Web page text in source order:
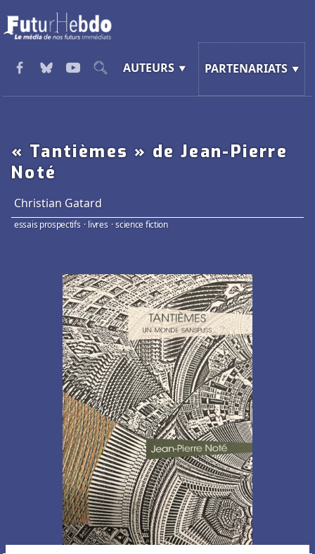
AUTEURS PARTENARIATS
« Tantièmes » de Jean-Pierre
Noté
Christian Gatard
essais prospectifs · livres · science fiction